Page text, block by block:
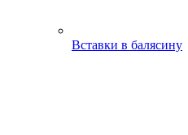
Вставки в балясину